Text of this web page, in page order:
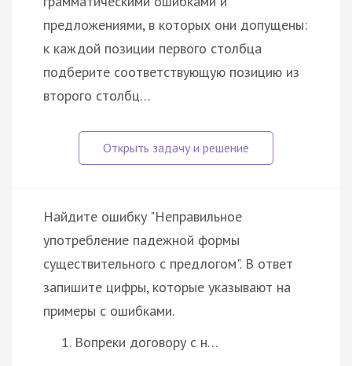
предложениями, в которых они допущены:
к каждой позиции первого столбца
подберите соответствующую позицию из
второго столбц…
Найдите ошибку "Неправильное
употребление падежной формы
существительного с предлогом". В ответ
запишите цифры, которые указывают на
примеры с ошибками.
Вопреки договору с н…